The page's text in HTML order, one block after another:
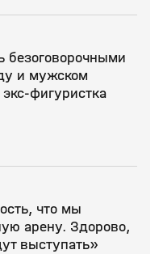
и мужском
что мы
арену. Здорово,
выступать»